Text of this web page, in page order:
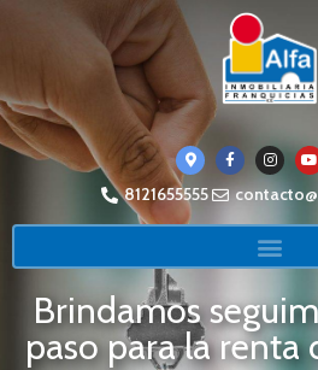
8121655555
Brindamos
paso para la renta